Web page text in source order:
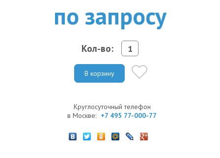
по запросу
Кол-во:
В корзину
Круглосуточный телефон
в Москве: +7 495 77-000-77